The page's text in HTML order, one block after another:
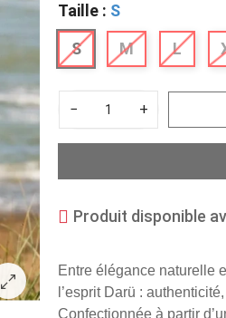
Entre élégance naturelle
l’esprit Darü :
Confectionnée à partir
Taille : S
S
M L
− +
Produit disponible